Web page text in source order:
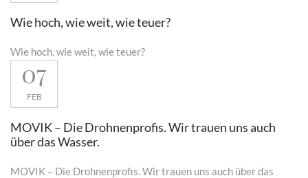
Wie hoch, wie weit, wie teuer?
Wie hoch, wie weit, wie teuer?
07
FEB
MOVIK – Die Drohnenprofis. Wir trauen uns auch
über das Wasser.
MOVIK – Die Drohnenprofis. Wir trauen uns auch über das